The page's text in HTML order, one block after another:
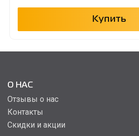
Купить
О НАС
Отзывы о нас
Контакты
Скидки и акции